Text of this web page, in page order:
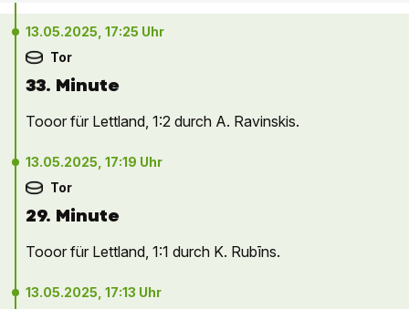
13.05.2025, 17:25 Uhr
Tor
33. Minute
Tooor für Lettland, 1:2 durch A. Ravinskis.
13.05.2025, 17:19 Uhr
Tor
29. Minute
Tooor für Lettland, 1:1 durch K. Rubīns.
13.05.2025, 17:13 Uhr